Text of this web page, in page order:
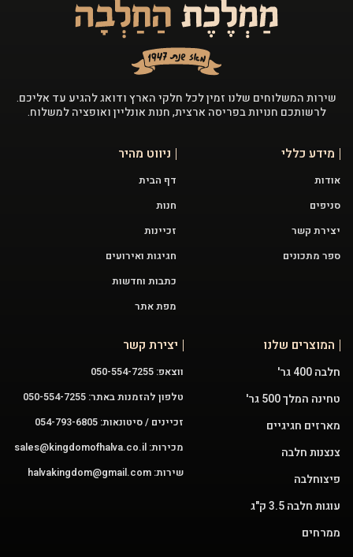
שירות המשלוחים שלנו זמין לכל חלקי הארץ ודואג להגיע עד אליכם.
לרשותכם חנויות בפריסה ארצית, חנות אונליין ואופציה למשלוח.
מידע כללי
אודות
סניפים
יצירת קשר
ספר מתכונים
ניווט מהיר
דף הבית
חנות
זכיינות
חגיגות ואירועים
כתבות וחדשות
מפת אתר
המוצרים שלנו
חלבה 400 גר'
טחינה המלך 500 גר'
מארזים חגיגיים
צנצנות חלבה
פיצוחלבה
עוגות חלבה 3.5 ק"ג
ממרחים
יצירת קשר
ווצאפ: 050-554-7255
טלפון להזמנות באתר: 050-554-7255
זכיינים / סיטונאות: 054-793-6805
מכירות: sales@kingdomofhalva.co.il
שירות: halvakingdom@gmail.com